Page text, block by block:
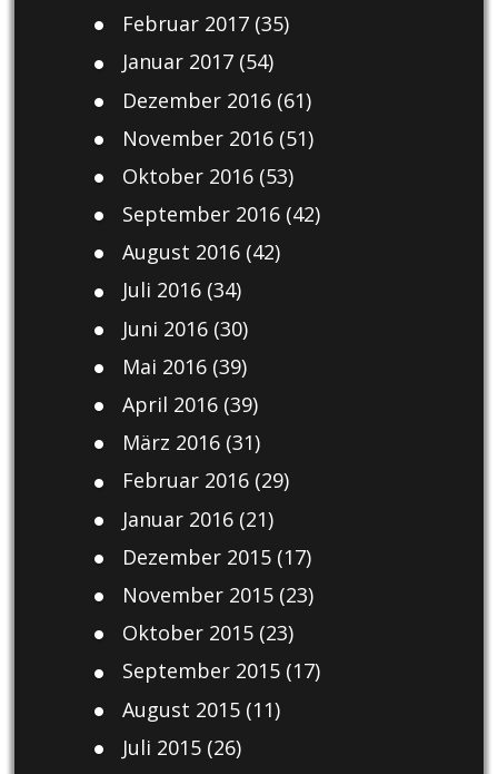
Februar 2017(35)
Januar 2017(54)
Dezember 2016(61)
November 2016(51)
Oktober 2016(53)
September 2016(42)
August 2016(42)
Juli 2016(34)
Juni 2016(30)
Mai 2016(39)
April 2016(39)
März 2016(31)
Februar 2016(29)
Januar 2016(21)
Dezember 2015(17)
November 2015(23)
Oktober 2015(23)
September 2015(17)
August 2015(11)
Juli 2015(26)